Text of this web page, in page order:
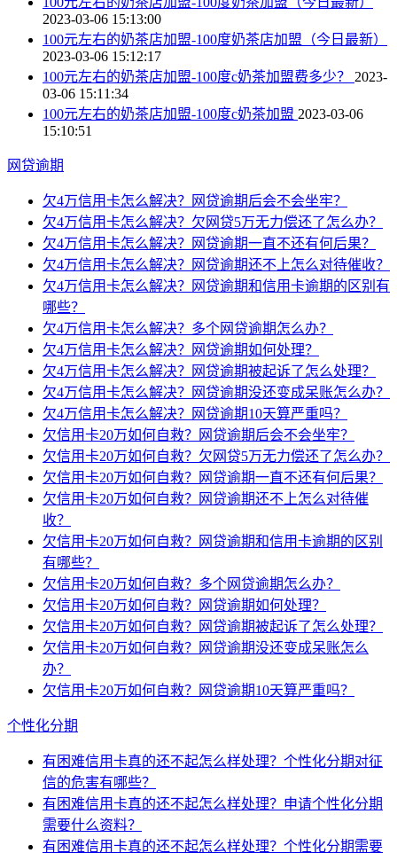
2023-03-06 15:13:00
100元左右的奶茶店加盟-100度奶茶店加盟（今日最新）
2023-03-06 15:12:17
100元左右的奶茶店加盟-100度c奶茶加盟费多少？ 2023-
03-06 15:11:34
100元左右的奶茶店加盟-100度c奶茶加盟 2023-03-06
15:10:51
网贷逾期
欠4万信用卡怎么解决？网贷逾期后会不会坐牢？
欠4万信用卡怎么解决？欠网贷5万无力偿还了怎么办？
欠4万信用卡怎么解决？网贷逾期一直不还有何后果？
欠4万信用卡怎么解决？网贷逾期还不上怎么对待催收？
欠4万信用卡怎么解决？网贷逾期和信用卡逾期的区别有
哪些？
欠4万信用卡怎么解决？多个网贷逾期怎么办？
欠4万信用卡怎么解决？网贷逾期如何处理？
欠4万信用卡怎么解决？网贷逾期被起诉了怎么处理？
欠4万信用卡怎么解决？网贷逾期没还变成呆账怎么办？
欠4万信用卡怎么解决？网贷逾期10天算严重吗？
欠信用卡20万如何自救？网贷逾期后会不会坐牢？
欠信用卡20万如何自救？欠网贷5万无力偿还了怎么办？
欠信用卡20万如何自救？网贷逾期一直不还有何后果？
欠信用卡20万如何自救？网贷逾期还不上怎么对待催
收？
欠信用卡20万如何自救？网贷逾期和信用卡逾期的区别
有哪些？
欠信用卡20万如何自救？多个网贷逾期怎么办？
欠信用卡20万如何自救？网贷逾期如何处理？
欠信用卡20万如何自救？网贷逾期被起诉了怎么处理？
欠信用卡20万如何自救？网贷逾期没还变成呆账怎么
办？
欠信用卡20万如何自救？网贷逾期10天算严重吗？
个性化分期
有困难信用卡真的还不起怎么样处理？个性化分期对征
信的危害有哪些？
有困难信用卡真的还不起怎么样处理？申请个性化分期
需要什么资料？
有困难信用卡真的还不起怎么样处理？个性化分期需要